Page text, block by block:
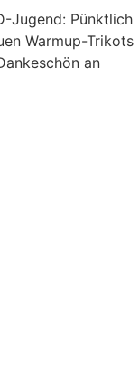
Jugend: Pünktlich
Warmup-Trikots
an